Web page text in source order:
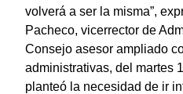
volverá a ser la misma”,
Pacheco, vicerrector de
Consejo asesor ampliado
administrativas, del martes
planteó la necesidad de ir